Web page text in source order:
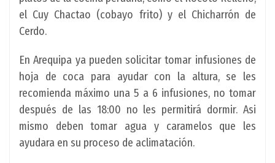
el Cuy Chactao (cobayo frito) y el Chicharrón de
Cerdo.
En Arequipa ya pueden solicitar tomar infusiones de
hoja de coca para ayudar con la altura, se les
recomienda máximo una 5 a 6 infusiones, no tomar
después de las 18:00 no les permitirá dormir. Asi
mismo deben tomar agua y caramelos que les
ayudara en su proceso de aclimatación.